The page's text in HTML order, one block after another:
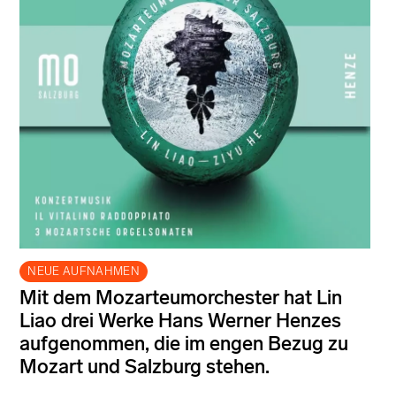
NEUE AUFNAHMEN
Mit dem Mozarteumorchester hat Lin
Liao drei Werke Hans Werner Henzes
aufgenommen, die im engen Bezug zu
Mozart und Salzburg stehen.